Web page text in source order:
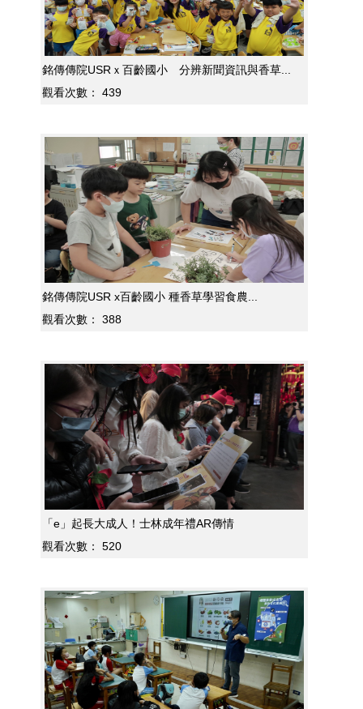
銘傳傳院USRｘ百齡國小 分辨新聞資訊與香草...
觀看次數：
439
銘傳傳院USR x百齡國小 種香草學習食農...
觀看次數：
388
「e」起長大成人！士林成年禮AR傳情
觀看次數：
520